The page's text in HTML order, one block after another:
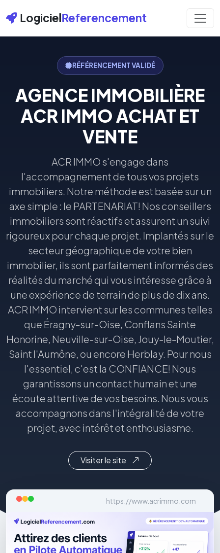
LogicielReferencement
RÉFÉRENCEMENT VALIDÉ
AGENCE IMMOBILIÈRE
ACR IMMO ACHAT ET
VENTE
ACR IMMO s'engage dans
l'accompagnement de tous vos projets
immobiliers. Notre méthode est basée sur un
axe simple : le PARTENARIAT! Nos conseillers
immobiliers sont réactifs et assurent un suivi
rigoureux pour chaque projet. Implantés sur le
secteur géographique de votre bien
immobilier, ils sont parfaitement informés des
réalités du marché qui vous intéresse grâce à
une expérience de terrain de plus de dix ans.
ACR IMMO intervient sur les communes telles
que Éragny-sur-Oise, Conflans Sainte
Honorine, Neuville-sur-Oise, Jouy-le-Moutier,
Saint l'Aumône, ou encore Herblay. Pour nous
l'essentiel, c'est la CONFIANCE! Nous
garantissons un contact humain et une
écoute attentive de vos besoins. Nous vous
accompagnons dans l'intégralité de votre
projet, avec intérêt et enthousiasme.
Visiter le site
https://www.acrimmo.com